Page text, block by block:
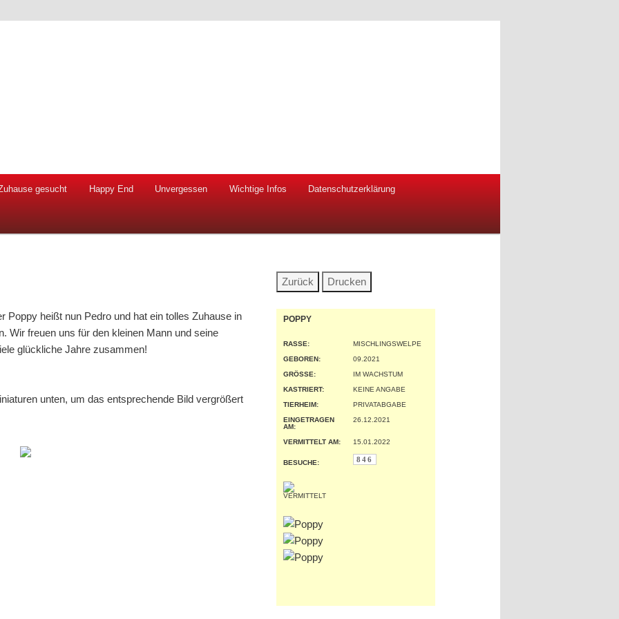
gesucht Happy End Unvergessen Wichtige Infos Datenschutzerklärung
Poppy heißt nun Pedro und hat ein tolles Zuhause in
Wir freuen uns für den kleinen Mann und seine
glückliche Jahre zusammen!
unten, um das entsprechende Bild vergrößert
POPPY
RASSE:
MISCHLINGSWELPE
GEBOREN:
09.2021
GRÖSSE:
IM WACHSTUM
KASTRIERT:
KEINE ANGABE
TIERHEIM:
PRIVATABGABE
EINGETRAGEN
AM:
26.12.2021
VERMITTELT AM: 15.01.2022
BESUCHE: 846